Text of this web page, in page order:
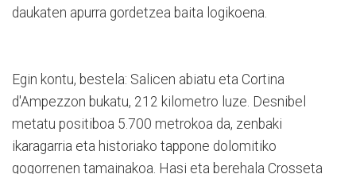
daukaten apurra gordetzea baita logikoena.
Egin kontu, bestela: Salicen abiatu eta Cortina
d'Ampezzon bukatu, 212 kilometro luze. Desnibel
metatu positiboa 5.700 metrokoa da, zenbaki
ikaragarria eta historiako tappone dolomitiko
gogorrenen tamainakoa. Hasi eta berehala Crosseta